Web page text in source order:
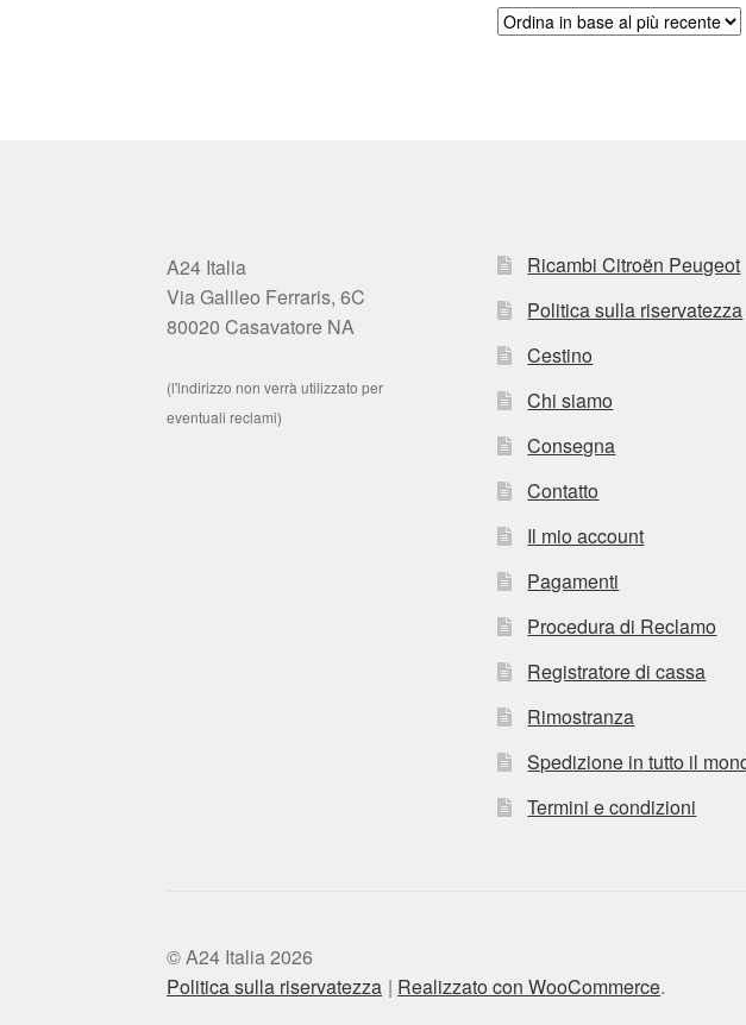
A24 Italia
Via Galileo Ferraris, 6C
80020 Casavatore NA
(l'indirizzo non verrà utilizzato per
eventuali reclami)
Ricambi Citroën Peugeot
Politica sulla riservatezza
Cestino
Chi siamo
Consegna
Contatto
Il mio account
Pagamenti
Procedura di Reclamo
Registratore di cassa
Rimostranza
Spedizione in tutto il
Termini e condizioni
© A24 Italia 2026
Politica sulla riservatezza
Realizzato con WooCommerce.